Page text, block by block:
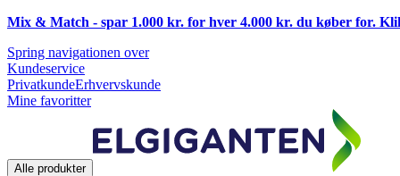
Mix & Match - spar 1.000 kr. for hver 4.000 kr. du køber for.
Spring navigationen over
Kundeservice
PrivatkundeErhvervskunde
Mine favoritter
Alle produkter